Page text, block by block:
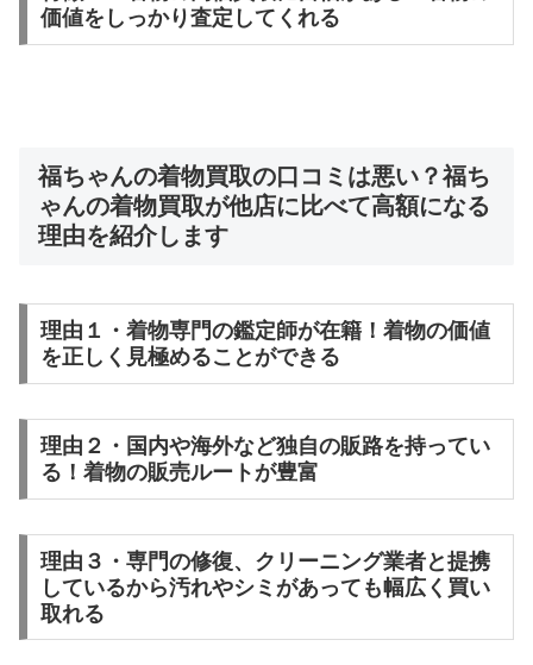
価値をしっかり査定してくれる
福ちゃんの着物買取の口コミは悪い？福ち
ゃんの着物買取が他店に比べて高額になる
理由を紹介します
理由１・着物専門の鑑定師が在籍！着物の価値
を正しく見極めることができる
理由２・国内や海外など独自の販路を持ってい
る！着物の販売ルートが豊富
理由３・専門の修復、クリーニング業者と提携
しているから汚れやシミがあっても幅広く買い
取れる